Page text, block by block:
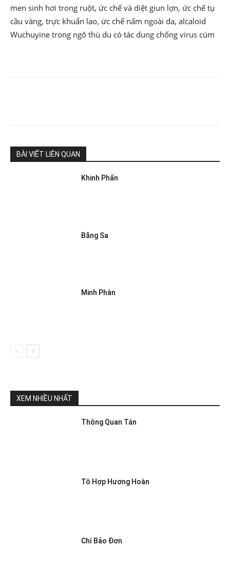
men sinh hơi trong ruột, ức chế và diệt giun lợn, ức chế tụ
cầu vàng, trực khuẩn lao, ức chế nấm ngoài da, alcaloid
Wuchuyine trong ngô thù du có tác dung chống virus cúm
BÀI VIẾT LIÊN QUAN
Khinh Phấn
Bằng Sa
Minh Phàn
XEM NHIỀU NHẤT
Thông Quan Tán
Tô Hợp Hương Hoàn
Chí Bảo Đơn